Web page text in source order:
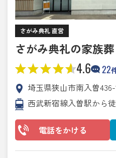
さがみ典礼 直営
さがみ典礼の家族
4.6 22
埼玉県狭山市南入曽436-
西武新宿線入曽駅から
電話をかける